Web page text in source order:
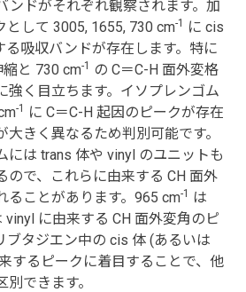
ンドがそれぞれ観察されます。加
として 3005, 1655, 730 cm-1
に cis
る吸収バンドが存在します。特に
縮と 730 cm-1
の C＝C-H 面外変格
強く目立ちます。イソプレンゴム
-1
に C＝C-H 起因のピークが存在
大きく異なるため判別可能です。
には trans 体や vinyl のユニットも
ので、これらに由来する CH 面外
ることがあります。965 cm-1 は
vinyl に由来する CH 面外変角のピ
ブタジエン中の cis 体 (あるいは
するピークに着目することで、他
できます。